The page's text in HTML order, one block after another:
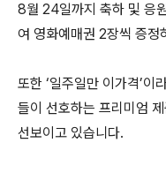
8월 24일까지 축하 및 응
여 영화예매권 2장씩 증정
또한 ‘일주일만 이가격’이
들이 선호하는 프리미엄
선보이고 있습니다.